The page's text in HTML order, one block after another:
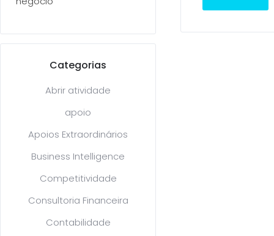
Categorias
Abrir atividade
apoio
Apoios Extraordinários
Business Intelligence
Competitividade
Consultoria Financeira
Contabilidade